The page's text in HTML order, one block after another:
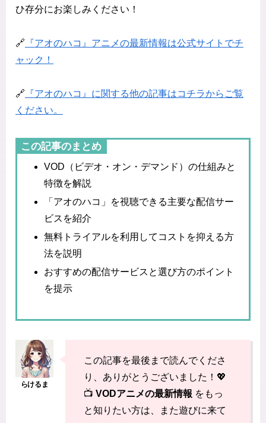
ひ存分にお楽しみください！
🔗 『アオのハコ』アニメの最新情報は公式サイトでチ
ャック！
🔗 『アオのハコ』に関する他の記事はコチラからご覧
ください。
この記事のまとめ
VOD（ビデオ・オン・デマンド）の仕組みと
特徴を解説
「アオのハコ」を視聴できる主要な配信サー
ビスを紹介
無料トライアルを利用してコストを抑える方
法を説明
おすすめの配信サービスと選び方のポイント
を提示
この記事を最後まで読んでくださ
り、ありがとうございました！💖
📺 VODアニメの最新情報 をもっ
と知りたい方は、また遊びに来て